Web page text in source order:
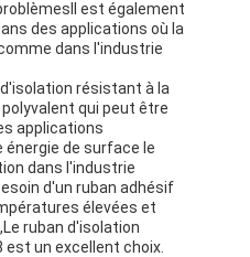
double
est également
des applications où la
dans l'industrie
résistant à la
qui peut être
applications
de surface le
dans l'industrie
d'un ruban adhésif
élevées et
ruban d'isolation
un excellent choix.